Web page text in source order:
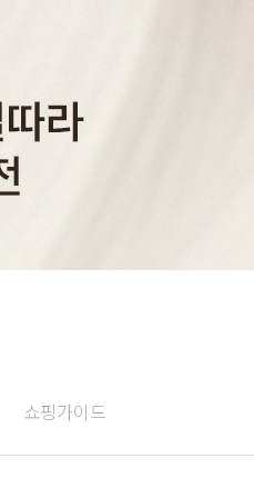
쇼핑가이드